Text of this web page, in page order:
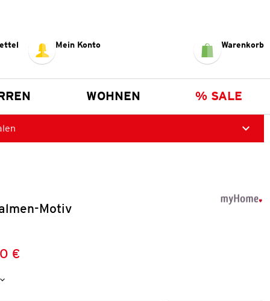
Mein Konto Warenkorb
WOHNEN % SALE
Motiv
€